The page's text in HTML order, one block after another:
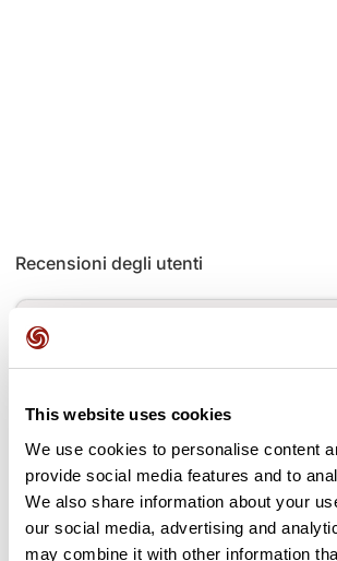
This website uses cookies
We use cookies to personalise content
provide social media features and to
We also share information about your
our social media, advertising and
may combine it with other information
Recensioni degli utenti
Questo percorso non contiene ancora
L'hai già effettuato? Sii il primo a inviare
Aggiungi una